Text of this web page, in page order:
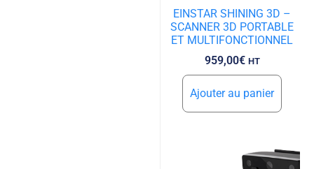
EINSTAR SHINING 3D –
SCANNER 3D PORTABLE
ET MULTIFONCTIONNEL
959,00€ HT
Ajouter au panier